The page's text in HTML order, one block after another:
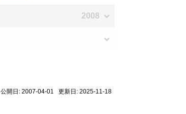
2008
公開日: 2007-04-01 更新日: 2025-11-18